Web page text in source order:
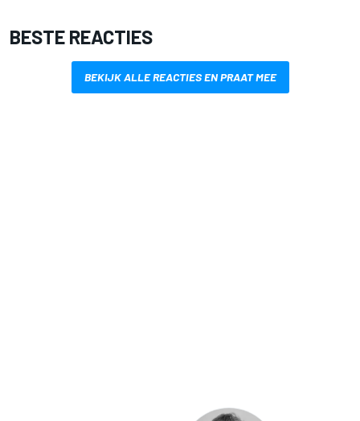
BESTE REACTIES
BEKIJK ALLE REACTIES EN PRAAT MEE